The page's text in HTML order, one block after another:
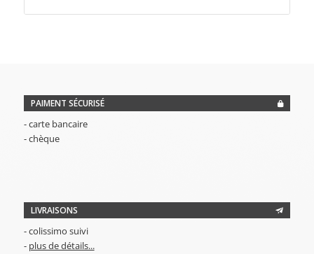
prix :
PAIMENT SÉCURISÉ
- carte bancaire
- chèque
LIVRAISONS
- colissimo suivi
- plus de détails...